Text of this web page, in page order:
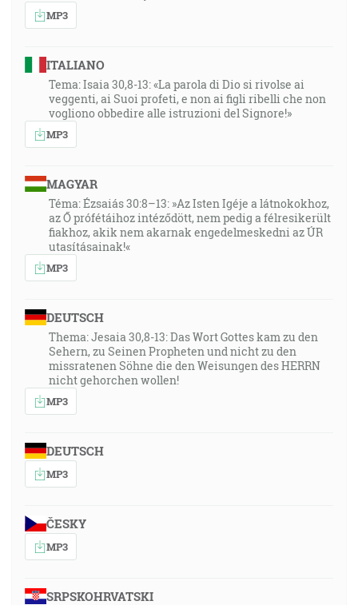
MP3
ITALIANO
Tema: Isaia 30,8-13: «La parola di Dio si rivolse ai
veggenti, ai Suoi profeti, e non ai figli ribelli che non
vogliono obbedire alle istruzioni del Signore!»
MP3
MAGYAR
Téma: Ézsaiás 30:8–13: »Az Isten Igéje a látnokokhoz,
az Ő prófétáihoz intéződött, nem pedig a félresikerült
fiakhoz, akik nem akarnak engedelmeskedni az ÚR
utasításainak!«
MP3
DEUTSCH
Thema: Jesaia 30,8-13: Das Wort Gottes kam zu den
Sehern, zu Seinen Propheten und nicht zu den
missratenen Söhne die den Weisungen des HERRN
nicht gehorchen wollen!
MP3
DEUTSCH
MP3
ČESKY
MP3
SRPSKOHRVATSKI